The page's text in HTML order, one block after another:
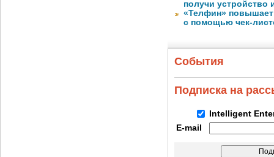
получи устройство
«Телфин» повышает
с помощью чек-
События
Подписка на
Intelligent
E-mail